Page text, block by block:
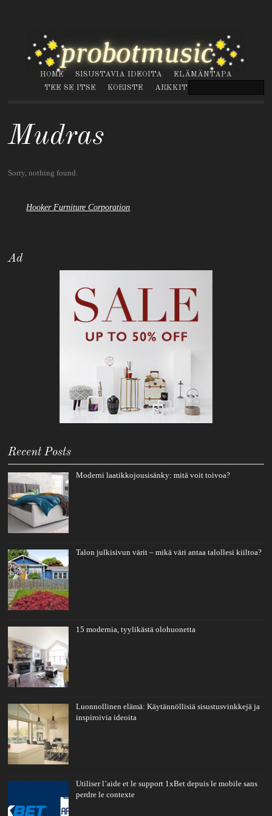
HOME SISUSTAVIA IDEOITA
ELÄMÄNTAPA
TEE SE ITSE
KORISTE ARKKITEHTUURI
Mudras
Sorry, nothing found.
Hooker Furniture Corporation
Ad
Recent Posts
Moderni laatikkojousisänky: mitä voit toivoa?
Talon julkisivun värit – mikä väri antaa talollesi kiiltoa?
15 modernia, tyylikästä olohuonetta
Luonnollinen elämä: Käytännöllisiä sisustusvinkkejä ja
inspiroivia ideoita
Utiliser l’aide et le support 1xBet depuis le mobile sans
perdre le contexte